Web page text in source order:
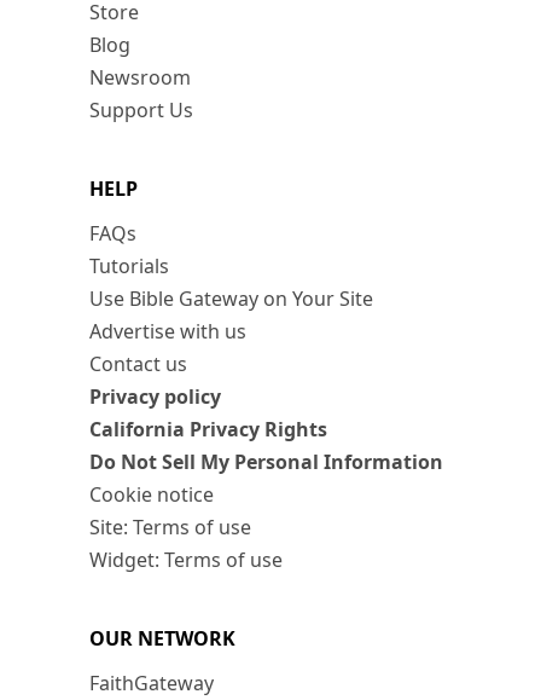
Store
Blog
Newsroom
Support Us
HELP
FAQs
Tutorials
Use Bible Gateway on Your Site
Advertise with us
Contact us
Privacy policy
California Privacy Rights
Do Not Sell My Personal Information
Cookie notice
Site: Terms of use
Widget: Terms of use
OUR NETWORK
FaithGateway